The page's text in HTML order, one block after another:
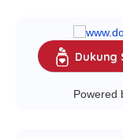
Dukung
Powered